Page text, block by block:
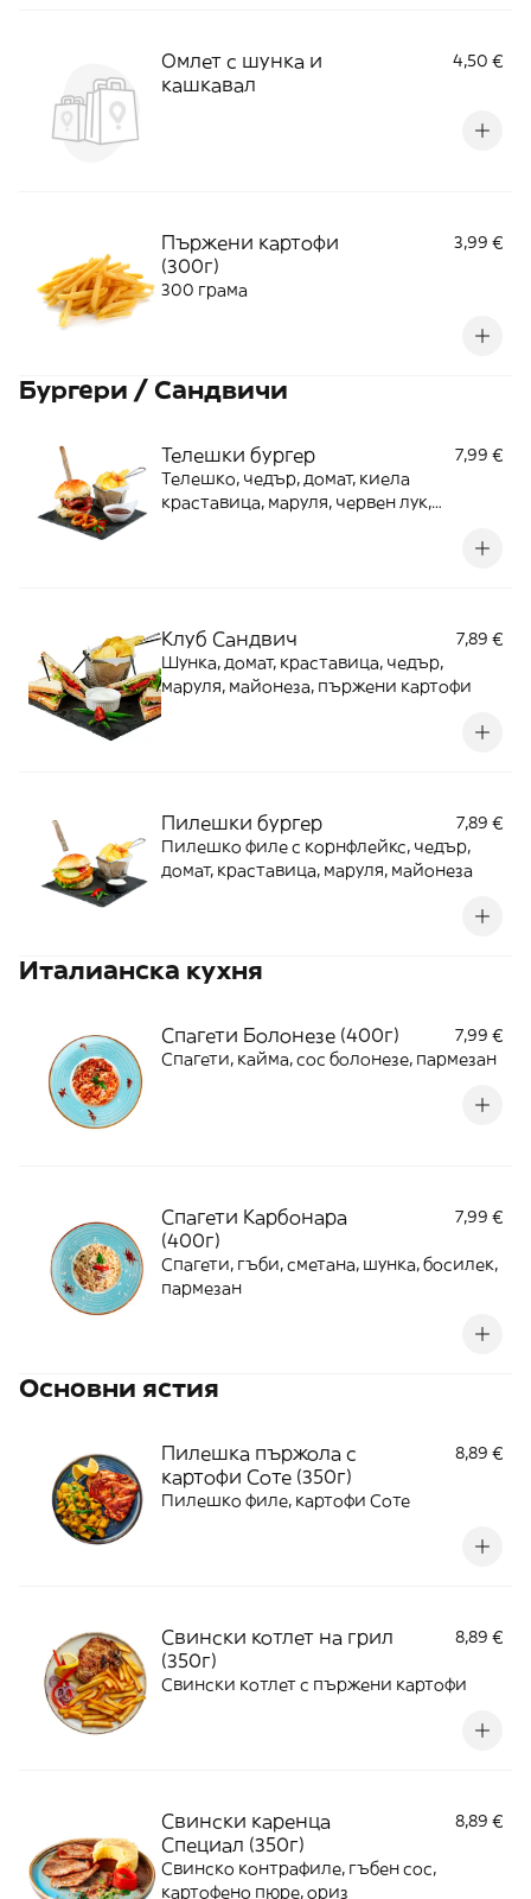
Омлет с шунка и
кашкавал
4,50 €
Пържени картофи
(300г)
3,99 €
300 грама
Бургери / Сандвичи
Телешки бургер
7,99 €
Телешко, чедър, домат, киела
краставица, маруля, червен лук,
Клуб Сандвич
7,89 €
Шунка, домат, краставица, чедър,
маруля, майонеза, пържени картофи
Пилешки бургер
7,89 €
Пилешко филе с корнфлейкс, чедър,
домат, краставица, маруля, майонеза
Италианска кухня
Спагети Болонезе (400г)
7,99 €
Спагети, кайма, сос болонезе, пармезан
Спагети Карбонара
(400г)
7,99 €
Спагети, гъби, сметана, шунка, босилек,
пармезан
Основни ястия
Пилешка пържола с
картофи Соте (350г)
8,89 €
Пилешко филе, картофи Соте
Свински котлет на грил
(350г)
8,89 €
Свински котлет с пържени картофи
Свински каренца
Специал (350г)
8,89 €
Свинско контрафиле, гъбен сос,
картофено пюре, ориз